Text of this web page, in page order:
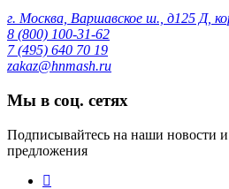
г. Москва, Варшавское ш., д125 Д,
8 (800) 100-31-62
7 (495) 640 70 19
zakaz@hnmash.ru
Мы в соц. сетях
Подписывайтесь на наши новости
предложения